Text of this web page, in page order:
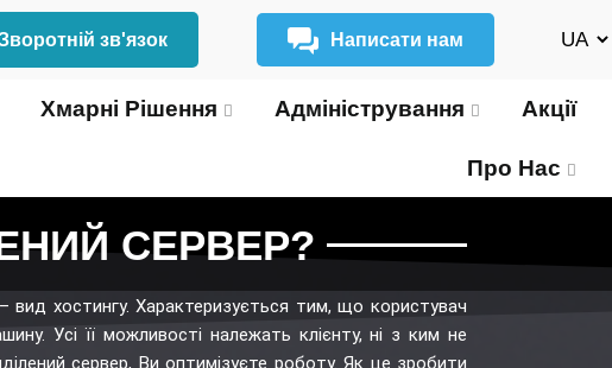
зв'язок Написати нам
Хмарні Рішення Адміністрування Акції
Про Нас
СЕРВЕР?
вид хостингу. Характеризується тим, що користувач
Усі її можливості належать клієнту, ні з ким не
сервер, Ви оптимізуєте роботу. Як це зробити